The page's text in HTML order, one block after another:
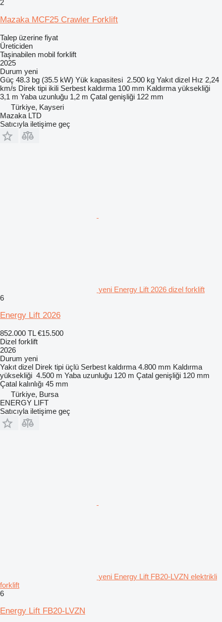
2
Mazaka MCF25 Crawler Forklift
Talep üzerine fiyat
Üreticiden
Taşinabilen mobil forklift
2025
Durum yeni
Güç 48.3 bg (35.5 kW) Yük kapasitesi 2.500 kg Yakıt dizel Hız 2,24
km/s Direk tipi ikili Serbest kaldırma 100 mm Kaldırma yüksekliği
3,1 m Yaba uzunluğu 1,2 m Çatal genişliği 122 mm
Türkiye, Kayseri
Mazaka LTD
Satıcıyla iletişime geç
yeni Energy Lift 2026 dizel forklift
6
Energy Lift 2026
852.000 TL €15.500
Dizel forklift
2026
Durum yeni
Yakıt dizel Direk tipi üçlü Serbest kaldırma 4.800 mm Kaldırma
yüksekliği 4.500 m Yaba uzunluğu 120 m Çatal genişliği 120 mm
Çatal kalınlığı 45 mm
Türkiye, Bursa
ENERGY LIFT
Satıcıyla iletişime geç
yeni Energy Lift FB20-LVZN elektrikli
forklift
6
Energy Lift FB20-LVZN